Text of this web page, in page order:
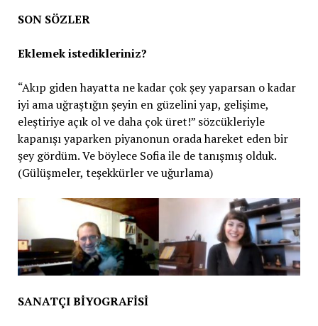
SON SÖZLER
Eklemek istedikleriniz?
“Akıp giden hayatta ne kadar çok şey yaparsan o kadar
iyi ama uğraştığın şeyin en güzelini yap, gelişime,
eleştiriye açık ol ve daha çok üret!” sözcükleriyle
kapanışı yaparken piyanonun orada hareket eden bir
şey gördüm. Ve böylece Sofia ile de tanışmış olduk.
(Gülüşmeler, teşekkürler ve uğurlama)
SANATÇI BİYOGRAFİSİ